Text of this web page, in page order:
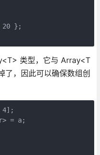
};
类型，它与 Array<T
了，因此可以确保数组创
4];
= a;